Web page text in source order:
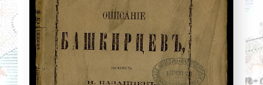
Контакты
Партнеры